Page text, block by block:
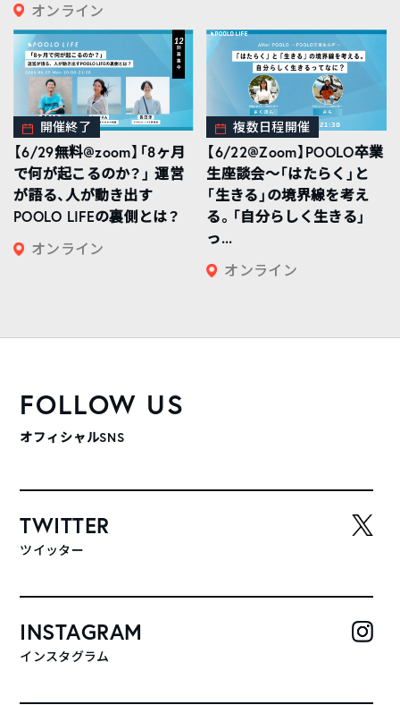
オンライン
開催終了
【6/29無料@zoom】「8ヶ月
で何が起こるのか？」 運営
が語る、人が動き出す
POOLO LIFEの裏側とは？
オンライン
複数日程開催
【6/22@Zoom】POOLO卒業
生座談会〜「はたらく」と
「生きる」の境界線を考え
る。「自分らしく生きる」
っ...
オンライン
FOLLOW US
オフィシャルSNS
TWITTER
ツイッター
INSTAGRAM
インスタグラム